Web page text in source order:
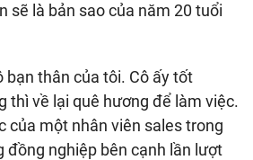
sẽ là bản sao của năm 20 tuổi
bạn thân của tôi. Cô ấy tốt
thì về lại quê hương để làm việc.
của một nhân viên sales trong
đồng nghiệp bên cạnh lần lượt